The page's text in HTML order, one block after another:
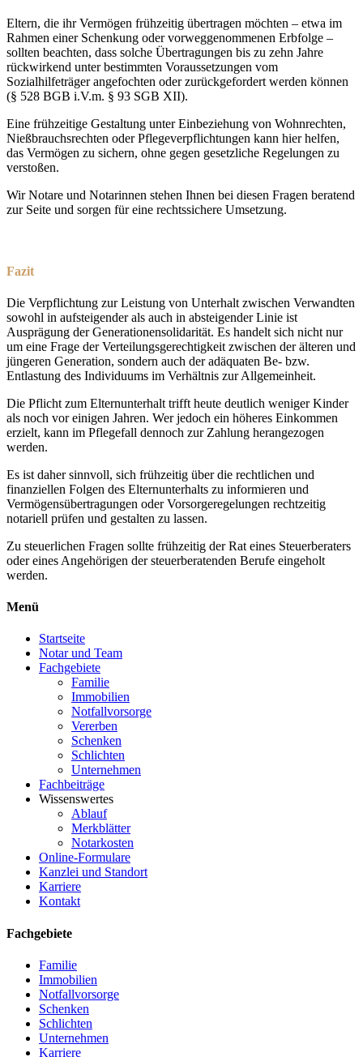
Eltern, die ihr Vermögen frühzeitig übertragen möchten – etwa im
Rahmen einer Schenkung oder vorweggenommenen Erbfolge –
sollten beachten, dass solche Übertragungen bis zu zehn Jahre
rückwirkend unter bestimmten Voraussetzungen vom
Sozialhilfeträger angefochten oder zurückgefordert werden können
(§ 528 BGB i.V.m. § 93 SGB XII).
Eine frühzeitige Gestaltung unter Einbeziehung von Wohnrechten,
Nießbrauchsrechten oder Pflegeverpflichtungen kann hier helfen,
das Vermögen zu sichern, ohne gegen gesetzliche Regelungen zu
verstoßen.
Wir Notare und Notarinnen stehen Ihnen bei diesen Fragen beratend
zur Seite und sorgen für eine rechtssichere Umsetzung.
Fazit
Die Verpflichtung zur Leistung von Unterhalt zwischen Verwandten
sowohl in aufsteigender als auch in absteigender Linie ist
Ausprägung der Generationensolidarität. Es handelt sich nicht nur
um eine Frage der Verteilungsgerechtigkeit zwischen der älteren und
jüngeren Generation, sondern auch der adäquaten Be- bzw.
Entlastung des Individuums im Verhältnis zur Allgemeinheit.
Die Pflicht zum Elternunterhalt trifft heute deutlich weniger Kinder
als noch vor einigen Jahren. Wer jedoch ein höheres Einkommen
erzielt, kann im Pflegefall dennoch zur Zahlung herangezogen
werden.
Es ist daher sinnvoll, sich frühzeitig über die rechtlichen und
finanziellen Folgen des Elternunterhalts zu informieren und
Vermögensübertragungen oder Vorsorgeregelungen rechtzeitig
notariell prüfen und gestalten zu lassen.
Zu steuerlichen Fragen sollte frühzeitig der Rat eines Steuerberaters
oder eines Angehörigen der steuerberatenden Berufe eingeholt
werden.
Menü
Startseite
Notar und Team
Fachgebiete
Familie
Immobilien
Notfallvorsorge
Vererben
Schenken
Schlichten
Unternehmen
Fachbeiträge
Wissenswertes
Ablauf
Merkblätter
Notarkosten
Online-Formulare
Kanzlei und Standort
Karriere
Kontakt
Fachgebiete
Familie
Immobilien
Notfallvorsorge
Schenken
Schlichten
Unternehmen
Karriere